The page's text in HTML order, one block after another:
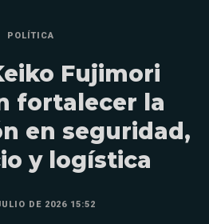
POLÍTICA
Fujimori
fortalecer la
en seguridad,
y logística
DE 2026 15:52